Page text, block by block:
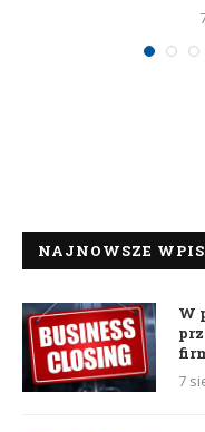
NAJNOWSZE
W
7